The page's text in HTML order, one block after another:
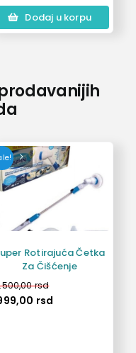
Ocenjeno
5.00 od 5 na
osnovu
1
Dodaj u korpu
Rotirajuća Četka
Za Čišćenje
rsd
rsd